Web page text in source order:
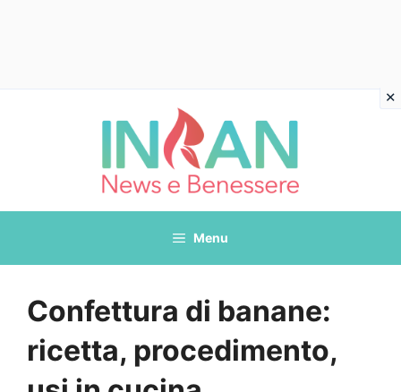
Menu
Confettura di banane:
ricetta, procedimento,